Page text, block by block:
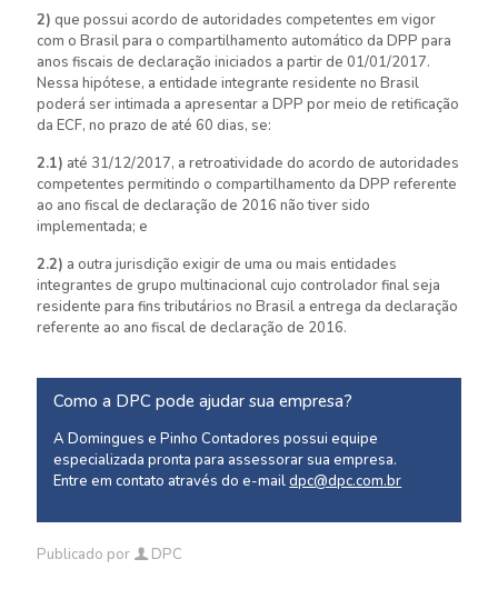
2) que possui acordo de autoridades competentes em vigor
com o Brasil para o compartilhamento automático da DPP para
anos fiscais de declaração iniciados a partir de 01/01/2017.
Nessa hipótese, a entidade integrante residente no Brasil
poderá ser intimada a apresentar a DPP por meio de retificação
da ECF, no prazo de até 60 dias, se:
2.1) até 31/12/2017, a retroatividade do acordo de autoridades
competentes permitindo o compartilhamento da DPP referente
ao ano fiscal de declaração de 2016 não tiver sido
implementada; e
2.2) a outra jurisdição exigir de uma ou mais entidades
integrantes de grupo multinacional cujo controlador final seja
residente para fins tributários no Brasil a entrega da declaração
referente ao ano fiscal de declaração de 2016.
Como a DPC pode ajudar sua empresa?
A Domingues e Pinho Contadores possui equipe
especializada pronta para assessorar sua empresa.
Entre em contato através do e-maildpc@dpc.com.br
Publicado por DPC